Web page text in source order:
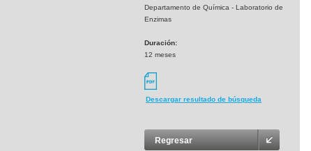
Departamento de Química - Laboratorio de
Enzimas
Duración:
12 meses
Descargar resultado de búsqueda
Regresar